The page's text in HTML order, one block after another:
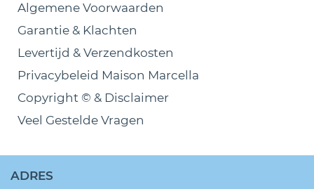
Algemene Voorwaarden
Garantie & Klachten
Levertijd & Verzendkosten
Privacybeleid Maison Marcella
Copyright © & Disclaimer
Veel Gestelde Vragen
ADRES